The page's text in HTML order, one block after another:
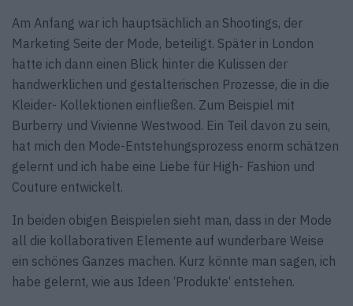
Am Anfang war ich hauptsächlich an Shootings, der
Marketing Seite der Mode, beteiligt. Später in London
hatte ich dann einen Blick hinter die Kulissen der
handwerklichen und gestalterischen Prozesse, die in die
Kleider- Kollektionen einfließen. Zum Beispiel mit
Burberry und Vivienne Westwood. Ein Teil davon zu sein,
hat mich den Mode-Entstehungsprozess enorm schätzen
gelernt und ich habe eine Liebe für High- Fashion und
Couture entwickelt.
In beiden obigen Beispielen sieht man, dass in der Mode
all die kollaborativen Elemente auf wunderbare Weise
ein schönes Ganzes machen. Kurz könnte man sagen, ich
habe gelernt, wie aus Ideen ‘Produkte‘ entstehen.